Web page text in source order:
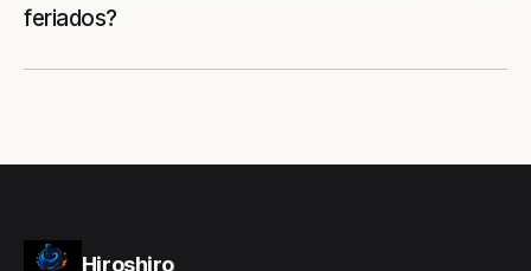
feriados?
Hiroshiro